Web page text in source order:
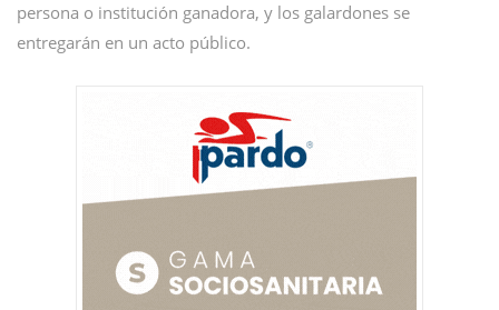
persona o institución ganadora, y los galardones se
entregarán en un acto público.